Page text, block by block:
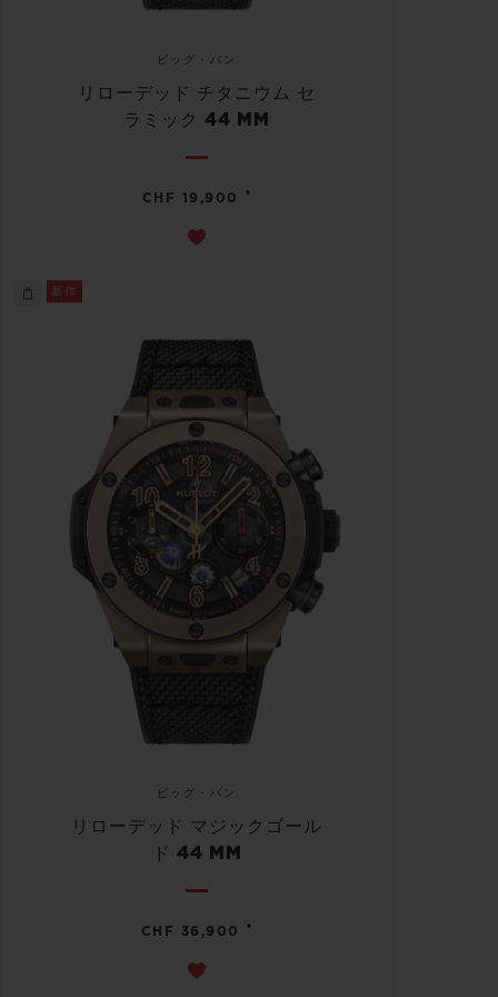
ビッグ・バン
リローデッド チタニウム セ
ラミック 44 MM
CHF 19,900 •
新作
ビッグ・バン
リローデッド マジックゴール
ド 44 MM
CHF 36,900 •